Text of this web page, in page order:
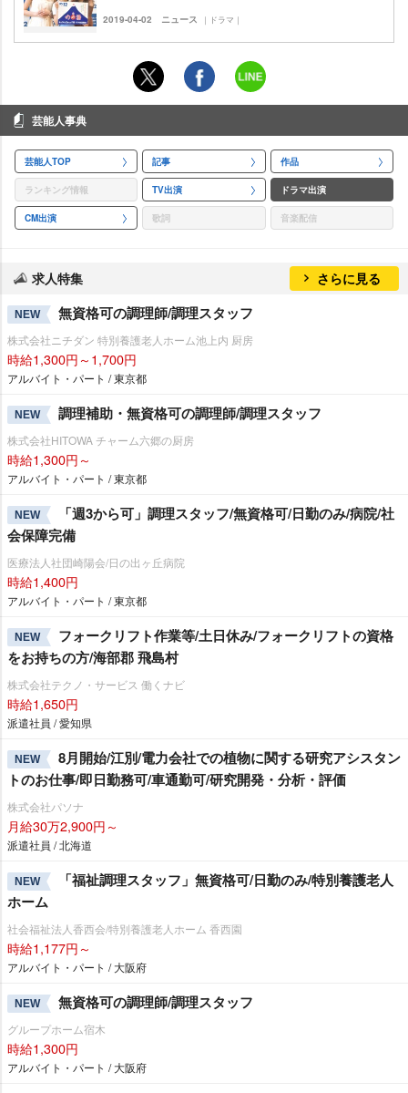
2019-04-02 ニュース ｜ドラマ｜
芸能人事典
芸能人TOP 記事 作品
ランキング情報 TV出演 ドラマ出演
CM出演 歌詞 音楽配信
求人特集 さらに見る
NEW 無資格可の調理師/調理スタッフ
株式会社ニチダン 特別養護老人ホーム池上内 厨房
時給1,300円～1,700円
アルバイト・パート / 東京都
NEW 調理補助・無資格可の調理師/調理スタッフ
株式会社HITOWA チャーム六郷の厨房
時給1,300円～
アルバイト・パート / 東京都
NEW
「週3から可」調理スタッフ/無資格可/日勤のみ/病院/社
会保障完備
医療法人社団崎陽会/日の出ヶ丘病院
時給1,400円
アルバイト・パート / 東京都
NEW
フォークリフト作業等/土日休み/フォークリフトの資格
をお持ちの方/海部郡 飛島村
株式会社テクノ・サービス 働くナビ
時給1,650円
派遣社員 / 愛知県
NEW
8月開始/江別/電力会社での植物に関する研究アシスタン
トのお仕事/即日勤務可/車通勤可/研究開発・分析・評価
株式会社パソナ
月給30万2,900円～
派遣社員 / 北海道
NEW
「福祉調理スタッフ」無資格可/日勤のみ/特別養護老人
ホーム
社会福祉法人香西会/特別養護老人ホーム 香西園
時給1,177円～
アルバイト・パート / 大阪府
NEW 無資格可の調理師/調理スタッフ
グループホーム宿木
時給1,300円
アルバイト・パート / 大阪府